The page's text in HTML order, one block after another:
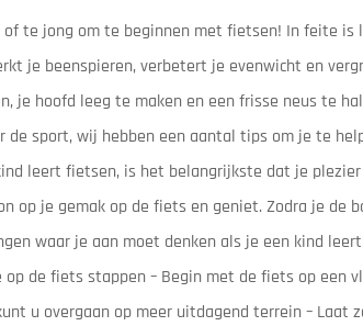
te jong om te beginnen met fietsen! In feite is
je beenspieren, verbetert je evenwicht en
je hoofd leeg te maken en een frisse neus te
de sport, wij hebben een aantal tips om je te
leert fietsen, is het belangrijkste dat je
op je gemak op de fiets en geniet. Zodra je de
waar je aan moet denken als je een kind
op de fiets stappen – Begin met de fiets op een
u overgaan op meer uitdagend terrein –